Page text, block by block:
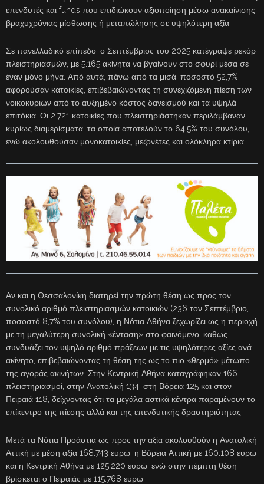
επενδυτές και funds που επιδιώκουν αξιοποίηση μέσω ανακαίνισης,
βραχυχρόνιας μίσθωσης ή μεταπώλησης σε υψηλότερη αξία.
Σε πανελλαδικό επίπεδο, ο Σεπτέμβριος του 2025 κατέγραψε ρεκόρ
πλειστηριασμών, με 5.165 ακίνητα να βγαίνουν στο σφυρί μέσα σε
έναν μόνο μήνα. Από αυτά, πάνω από τα μισά, ποσοστό 52,7%
αφορούσαν κατοικίες, επιβεβαιώνοντας τη συνεχιζόμενη πίεση των
νοικοκυριών από το αυξημένο κόστος δανεισμού και τα υψηλά
επιτόκια. Οι 2.721 κατοικίες που πλειστηριάστηκαν περιλάμβαναν
κυρίως διαμερίσματα, τα οποία αποτελούν το 64,5% του συνόλου,
ενώ ακολουθούσαν μονοκατοικίες, μεζονέτες και ολόκληρα κτίρια.
Αν και η Θεσσαλονίκη διατηρεί την πρώτη θέση ως προς τον
συνολικό αριθμό πλειστηριασμών κατοικιών (236 τον Σεπτέμβριο,
ποσοστό 8,7% του συνόλου), η Νότια Αθήνα ξεχωρίζει ως η περιοχή
με τη μεγαλύτερη συνολική «ένταση» στο φαινόμενο, καθως
συνδυάζει τον υψηλό αριθμό πράξεων με τις υψηλότερες αξίες ανά
ακίνητο, επιβεβαιώνοντας τη θέση της ως το πιο «θερμό» μέτωπο
της αγοράς ακινήτων. Στην Κεντρική Αθήνα καταγράφηκαν 166
πλειστηριασμοί, στην Ανατολική 134, στη Βόρεια 125 και στον
Πειραιά 118, δείχνοντας ότι τα μεγάλα αστικά κέντρα παραμένουν το
επίκεντρο της πίεσης αλλά και της επενδυτικής δραστηριότητας.
Μετά τα Νότια Προάστια ως προς την αξία ακολουθούν η Ανατολική
Αττική με μέση αξία 168.743 ευρώ, η Βόρεια Αττική με 160.108 ευρώ
και η Κεντρική Αθήνα με 125.220 ευρώ, ενώ στην πέμπτη θέση
βρίσκεται ο Πειραιάς με 115.768 ευρώ.